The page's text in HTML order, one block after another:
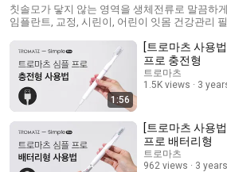
칫솔모가 닿지 않는 영역을 생체전류로 말끔하
임플란트, 교정, 시린이, 어린이 잇몸 건강관리
1:56
[트로마츠 사용
프로 충전형
트로마츠
1.5K views
3
[트로마츠 사용
프로 배터리형
트로마츠
962 views
3